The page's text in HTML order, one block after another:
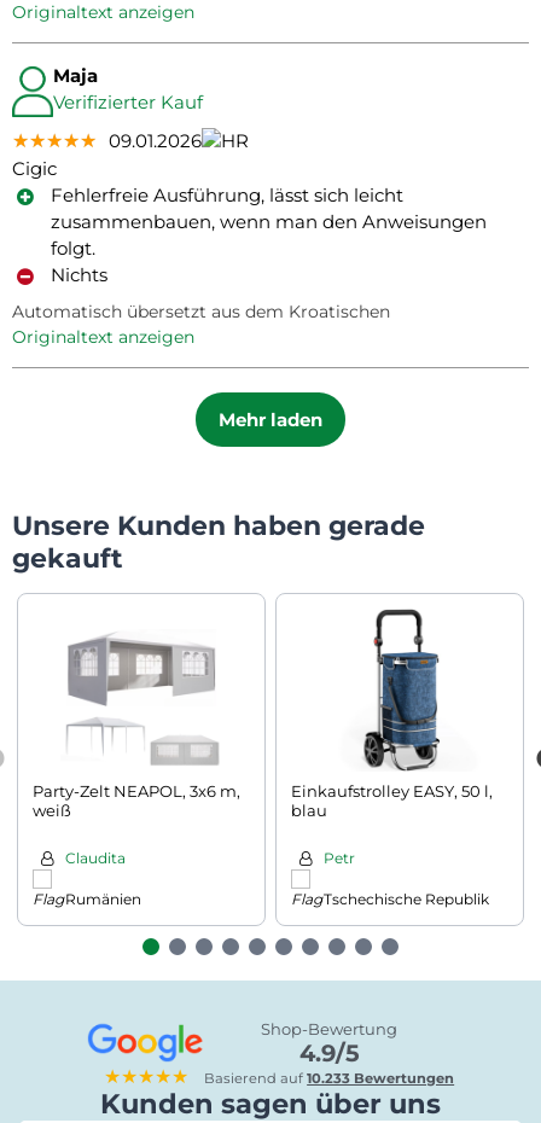
Originaltext anzeigen
Maja
Verifizierter Kauf
★★★★★
★★★★★
★★★★★ 09.01.2026
Cigic
Fehlerfreie Ausführung, lässt sich leicht
zusammenbauen, wenn man den Anweisungen
folgt.
Nichts
Automatisch übersetzt aus dem Kroatischen
Originaltext anzeigen
Mehr laden
Unsere Kunden haben gerade
gekauft
Party-Zelt NEAPOL, 3x6 m,
weiß
Claudita
Rumänien
Einkaufstrolley EASY, 50 l,
blau
Petr
Tschechische Republik
★★★★★
Shop-Bewertung
4.9/5
Basierend auf10.233 Bewertungen
Kunden sagen über uns